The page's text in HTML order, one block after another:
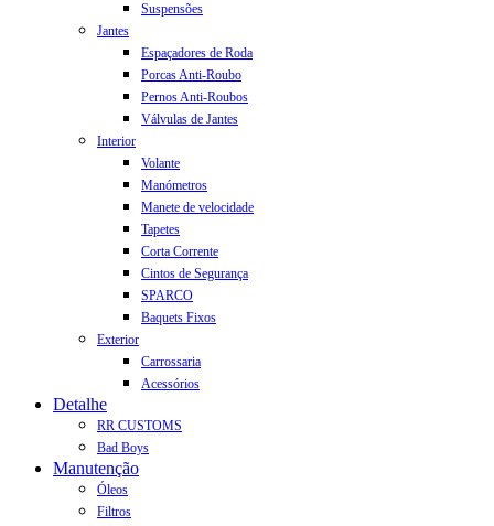
Suspensões
Jantes
Espaçadores de Roda
Porcas Anti-Roubo
Pernos Anti-Roubos
Válvulas de Jantes
Interior
Volante
Manómetros
Manete de velocidade
Tapetes
Corta Corrente
Cintos de Segurança
SPARCO
Baquets Fixos
Exterior
Carrossaria
Acessórios
Detalhe
RR CUSTOMS
Bad Boys
Manutenção
Óleos
Filtros